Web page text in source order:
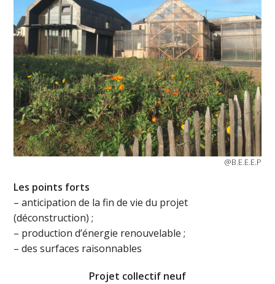
@B.E.E.E.P
Les points forts
– anticipation de la fin de vie du projet
(déconstruction) ;
– production d’énergie renouvelable ;
– des surfaces raisonnables
Projet collectif neuf